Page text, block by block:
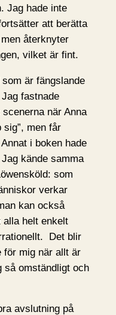
Jag hade inte
att berätta
återknyter
vilket är fint.
är fängslande
fastnade
när Anna
sig”, men får
i boken hade
kände samma
som
verkar
kan också
alla helt enkelt
Det blir
för mig när allt är
så omständligt och
avslutning på